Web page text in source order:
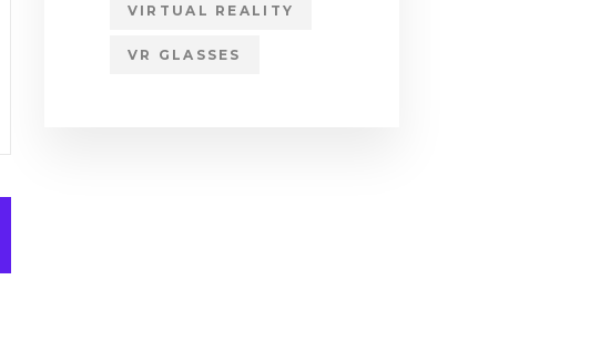
VIRTUAL REALITY
VR GLASSES